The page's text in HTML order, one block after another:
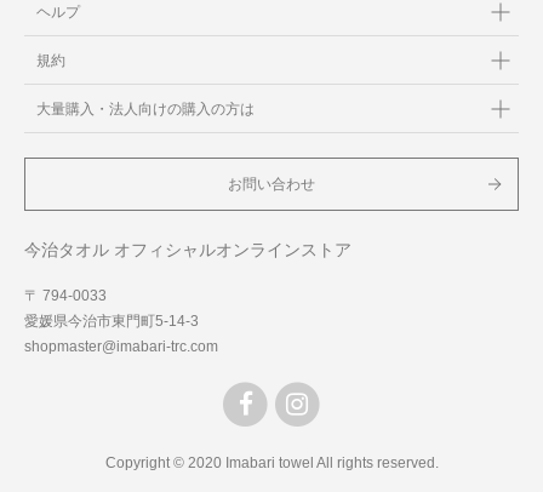
ヘルプ
規約
大量購入・法人向けの購入の方は
お問い合わせ
今治タオル オフィシャルオンラインストア
〒 794-0033
愛媛県今治市東門町5-14-3
shopmaster@imabari-trc.com
Copyright © 2020 Imabari towel All rights reserved.